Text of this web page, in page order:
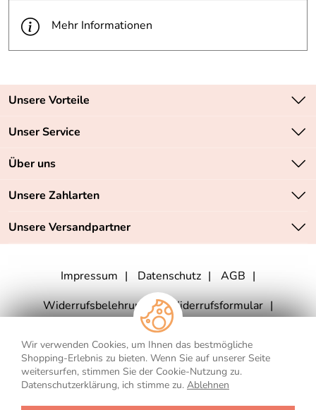
Wir verwenden Cookies, um Ihnen das bestmögliche
Shopping-Erlebnis zu bieten. Wenn Sie auf unserer Seite
weitersurfen, stimmen Sie der Cookie-Nutzung zu.
Datenschutzerklärung, ich stimme zu. Ablehnen
Mehr Informationen
Unsere Vorteile
Zahlungsarten: Vorkasse, PayPal, PayPal Express
Unser Service
Kontakt
Retourenabwicklung
Lieferbedingungen
Über uns
Unsere Bestseller
Neu
Unsere Zahlarten
Unsere Versandpartner
Impressum Datenschutz
AGB
Widerrufsbelehrung
Widerrufsformular
Vertrag widerrufen
** Für Lieferungen nach Deutschland. Die Lieferzeiten für andere Länder